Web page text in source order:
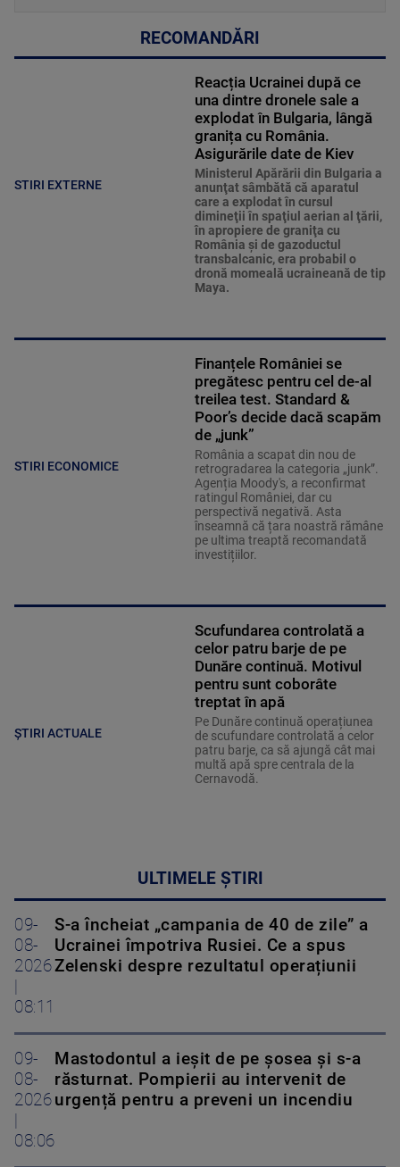
RECOMANDĂRI
STIRI EXTERNE
Reacția Ucrainei după ce
una dintre dronele sale a
explodat în Bulgaria, lângă
granița cu România.
Asigurările date de Kiev
Ministerul Apărării din Bulgaria a
anunţat sâmbătă că aparatul
care a explodat în cursul
dimineţii în spaţiul aerian al ţării,
în apropiere de graniţa cu
România şi de gazoductul
transbalcanic, era probabil o
dronă momeală ucraineană de tip
Maya.
STIRI ECONOMICE
Finanțele României se
pregătesc pentru cel de-al
treilea test. Standard &
Poor’s decide dacă scapăm
de „junk”
România a scapat din nou de
retrogradarea la categoria „junk”.
Agenția Moody's, a reconfirmat
ratingul României, dar cu
perspectivă negativă. Asta
înseamnă că țara noastră rămâne
pe ultima treaptă recomandată
investițiilor.
ȘTIRI ACTUALE
Scufundarea controlată a
celor patru barje de pe
Dunăre continuă. Motivul
pentru sunt coborâte
treptat în apă
Pe Dunăre continuă operațiunea
de scufundare controlată a celor
patru barje, ca să ajungă cât mai
multă apă spre centrala de la
Cernavodă.
ULTIMELE ȘTIRI
09-
08-
2026
08:11
S-a încheiat „campania de 40 de zile” a
Ucrainei împotriva Rusiei. Ce a spus
Zelenski despre rezultatul operațiunii
09-
08-
2026
08:06
Mastodontul a ieșit de pe șosea și s-a
răsturnat. Pompierii au intervenit de
urgență pentru a preveni un incendiu